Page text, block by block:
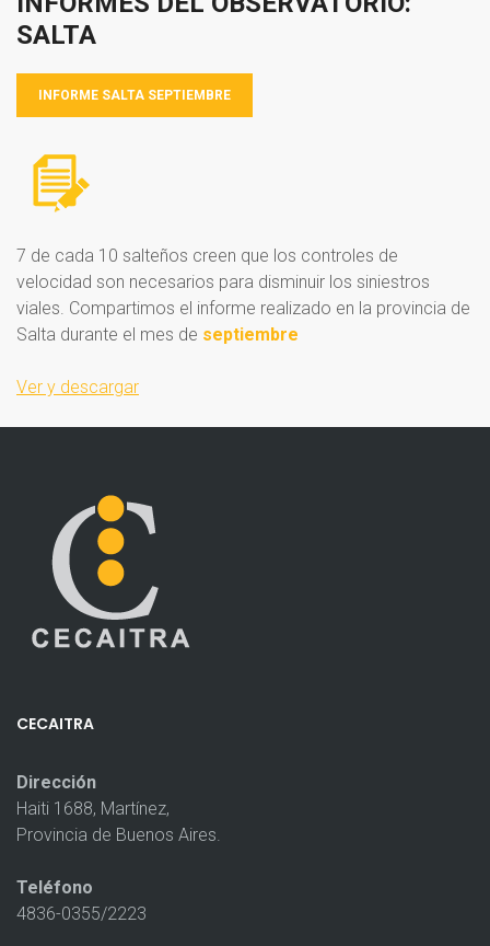
SALTA
INFORME SALTA SEPTIEMBRE
7 de cada 10 salteños creen que los controles de
velocidad son necesarios para disminuir los siniestros
viales. Compartimos el informe realizado en la provincia de
Salta durante el mes de septiembre
Ver y descargar
CECAITRA
Dirección
Haiti 1688, Martínez,
Provincia de Buenos Aires.
Teléfono
4836-0355/2223